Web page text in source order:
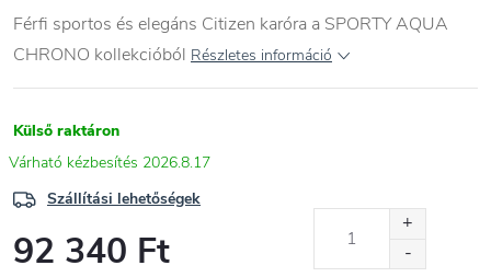
Férfi sportos és elegáns Citizen karóra a SPORTY AQUA
CHRONO kollekcióból Részletes információ
Külső raktáron
2026.8.17
Szállítási lehetőségek
92 340 Ft